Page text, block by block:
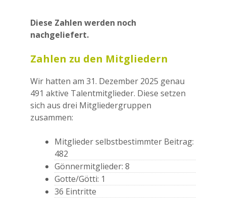
Diese Zahlen werden noch
nachgeliefert.
Zahlen zu den Mitgliedern
Wir hatten am 31. Dezember 2025 genau
491 aktive Talentmitglieder. Diese setzen
sich aus drei Mitgliedergruppen
zusammen:
Mitglieder selbstbestimmter Beitrag:
482
Gönnermitglieder: 8
Gotte/Götti: 1
36 Eintritte